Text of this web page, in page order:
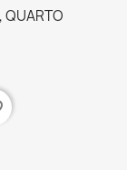
QUARTO